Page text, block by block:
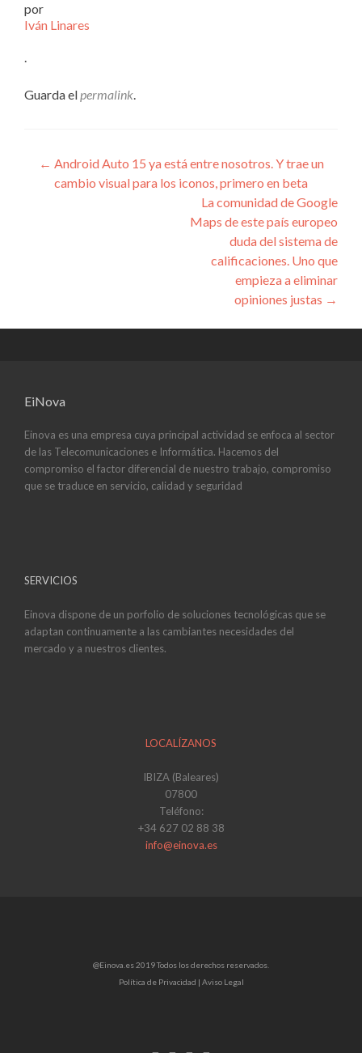
por
Iván Linares
.
Guarda elpermalink.
Navegación
← Android Auto 15 ya está entre nosotros. Y trae un
cambio visual para los iconos, primero en beta
La comunidad de Google
Maps de este país europeo
duda del sistema de
calificaciones. Uno que
empieza a eliminar
opiniones justas →
EiNova
Einova es una empresa cuya principal actividad se enfoca al sector
de las Telecomunicaciones e Informática. Hacemos del
compromiso el factor diferencial de nuestro trabajo, compromiso
que se traduce en servicio, calidad y seguridad
SERVICIOS
Einova dispone de un porfolio de soluciones tecnológicas que se
adaptan continuamente a las cambiantes necesidades del
mercado y a nuestros clientes.
LOCALÍZANOS
IBIZA (Baleares)
07800
Teléfono:
+34 627 02 88 38
info@einova.es
@Einova.es 2019 Todos los derechos reservados.
Política de Privacidad | Aviso Legal